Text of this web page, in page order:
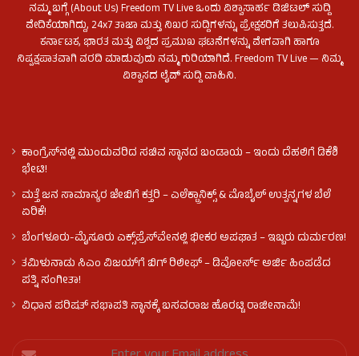
ನಮ್ಮ ಬಗ್ಗೆ (About Us) Freedom TV Live ಒಂದು ವಿಶ್ವಾಸಾರ್ಹ ಡಿಜಿಟಲ್ ಸುದ್ದಿ
ವೇದಿಕೆಯಾಗಿದ್ದು, 24x7 ತಾಜಾ ಮತ್ತು ನಿಖರ ಸುದ್ದಿಗಳನ್ನು ಪ್ರೇಕ್ಷಕರಿಗೆ ತಲುಪಿಸುತ್ತದೆ.
ಕರ್ನಾಟಕ, ಭಾರತ ಮತ್ತು ವಿಶ್ವದ ಪ್ರಮುಖ ಘಟನೆಗಳನ್ನು ವೇಗವಾಗಿ ಹಾಗೂ
ನಿಷ್ಪಕ್ಷಪಾತವಾಗಿ ವರದಿ ಮಾಡುವುದು ನಮ್ಮ ಗುರಿಯಾಗಿದೆ. Freedom TV Live — ನಿಮ್ಮ
ವಿಶ್ವಾಸದ ಲೈವ್ ಸುದ್ದಿ ವಾಹಿನಿ.
ಕಾಂಗ್ರೆಸ್​ನಲ್ಲಿ ಮುಂದುವರಿದ ಸಚಿವ ಸ್ಥಾನದ ಬಂಡಾಯ – ಇಂದು ದೆಹಲಿಗೆ ಡಿಕೆಶಿ
ಭೇಟಿ!
ಮತ್ತೆ ಜನ ಸಾಮಾನ್ಯರ ಜೇಬಿಗೆ ಕತ್ತರಿ – ಎಲೆಕ್ಟ್ರಾನಿಕ್ಸ್ & ಮೊಬೈಲ್ ಉತ್ಪನ್ನಗಳ ಬೆಲೆ
ಏರಿಕೆ!
ಬೆಂಗಳೂರು-ಮೈಸೂರು ಎಕ್ಸ್‌ಪ್ರೆಸ್‌ವೇನಲ್ಲಿ ಭೀಕರ ಅಪಘಾತ – ಇಬ್ಬರು ದುರ್ಮರಣ!
ತಮಿಳುನಾಡು ಸಿಎಂ ವಿಜಯ್‌ಗೆ ಬಿಗ್ ರಿಲೀಫ್ – ಡಿವೋರ್ಸ್ ಅರ್ಜಿ ಹಿಂಪಡೆದ
ಪತ್ನಿ ಸಂಗೀತಾ!
ವಿಧಾನ ಪರಿಷತ್ ಸಭಾಪತಿ ಸ್ಥಾನಕ್ಕೆ ಬಸವರಾಜ ಹೊರಟ್ಟಿ ರಾಜೀನಾಮೆ!